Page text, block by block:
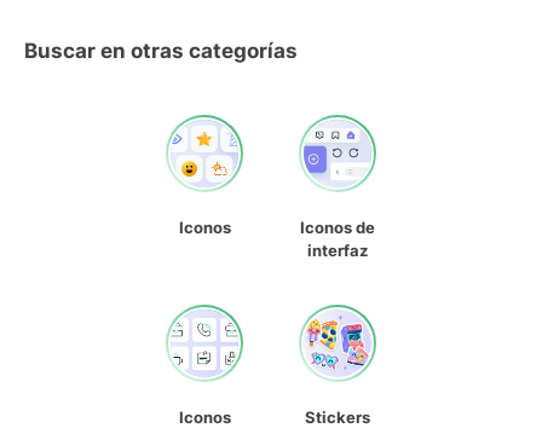
Buscar en otras categorías
Iconos
Iconos de
interfaz
Iconos
Stickers